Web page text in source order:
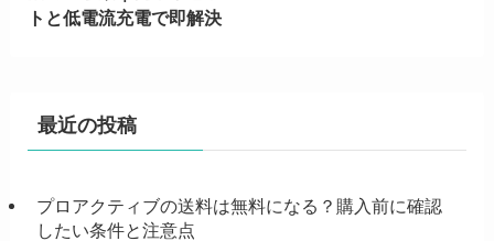
トと低電流充電で即解決
最近の投稿
プロアクティブの送料は無料になる？購入前に確認
したい条件と注意点